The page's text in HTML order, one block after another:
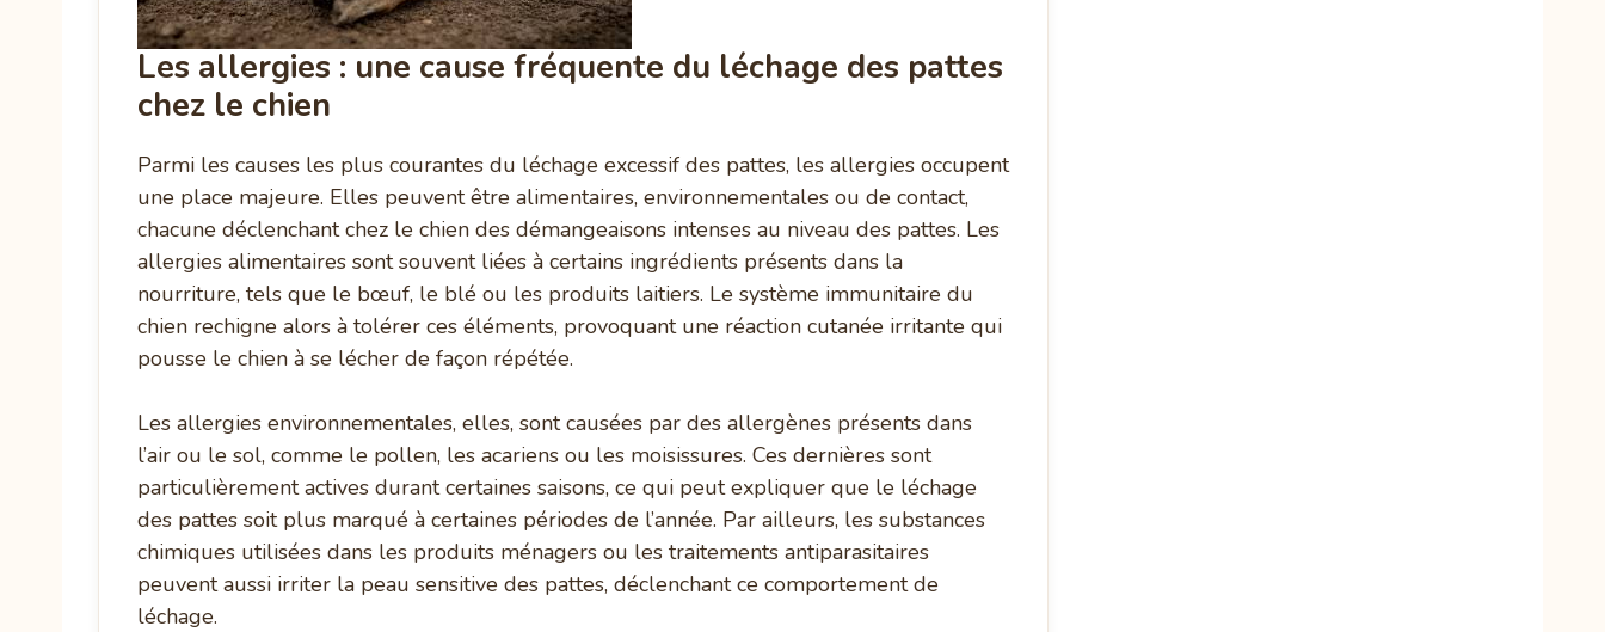
Les allergies : une cause fréquente du léchage des pattes
chez le chien
Parmi les causes les plus courantes du léchage excessif des pattes, les allergies occupent
une place majeure. Elles peuvent être alimentaires, environnementales ou de contact,
chacune déclenchant chez le chien des démangeaisons intenses au niveau des pattes. Les
allergies alimentaires sont souvent liées à certains ingrédients présents dans la
nourriture, tels que le bœuf, le blé ou les produits laitiers. Le système immunitaire du
chien rechigne alors à tolérer ces éléments, provoquant une réaction cutanée irritante qui
pousse le chien à se lécher de façon répétée.
Les allergies environnementales, elles, sont causées par des allergènes présents dans
l’air ou le sol, comme le pollen, les acariens ou les moisissures. Ces dernières sont
particulièrement actives durant certaines saisons, ce qui peut expliquer que le léchage
des pattes soit plus marqué à certaines périodes de l’année. Par ailleurs, les substances
chimiques utilisées dans les produits ménagers ou les traitements antiparasitaires
peuvent aussi irriter la peau sensitive des pattes, déclenchant ce comportement de
léchage.